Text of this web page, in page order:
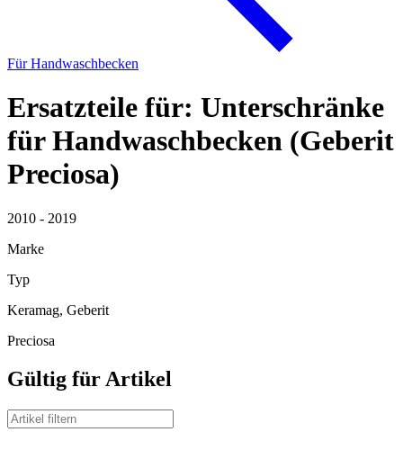
Für Handwaschbecken
Ersatzteile für: Unterschränke
für Handwaschbecken (Geberit
Preciosa)
2010 - 2019
Marke
Typ
Keramag, Geberit
Preciosa
Gültig für Artikel